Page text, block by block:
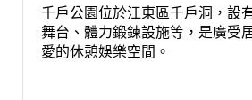
千戶公園位於江東區千戶洞，設
舞台、體力鍛鍊設施等，是廣受
愛的休憩娛樂空間。